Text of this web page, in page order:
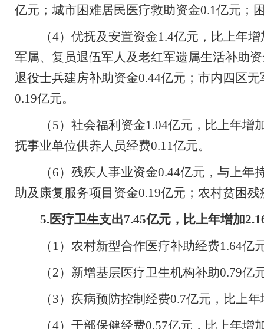
亿元；城市困难居民医疗救助资金0.1亿元；
（4）优抚及安置资金1.4亿元，比上年增
军属、复员退伍军人及老红军遗属生活补助
退役士兵建房补助资金0.44亿元；市内四区
0.19亿元。
（5）社会福利资金1.04亿元，比上年增
抚事业单位供养人员经费0.11亿元。
（6）残疾人事业资金0.44亿元，与上年
助及康复服务项目资金0.19亿元；农村贫困残
5.医疗卫生支出7.45亿元，比上年增加
（ 1 ）农村新型合作医疗补助经费1.64亿
（2）新增基层医疗卫生机构补助0.79亿
（3）疾病预防控制经费0.7亿元，比上年
（4）干部保健经费0.57亿元，比上年增